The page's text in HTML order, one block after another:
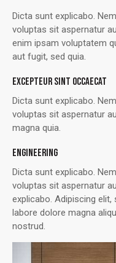
Dicta sunt explicabo.
voluptas sit aspernatur
enim ipsam voluptatem
aut fugit, sed quia.
EXCEPTEUR SINT OCCAECAT
Dicta sunt explicabo.
voluptas sit aspernatur
magna quia.
ENGINEERING
Dicta sunt explicabo.
voluptas sit aspernatur
explicabo. Adipiscing
labore dolore magna
nostrud.